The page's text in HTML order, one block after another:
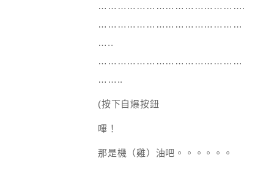
……………………………………….
………………………………………
…..
………………………………………
……..
(按下自爆按鈕
嗶！
那是機（雞）油吧。。。。。。